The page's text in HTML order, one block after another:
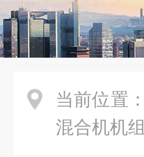
当前位置：
混合机机组